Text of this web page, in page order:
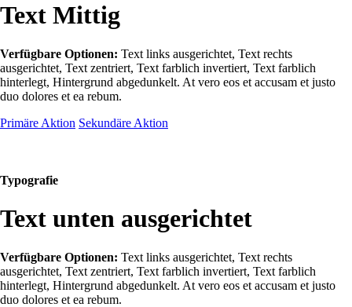
Text Mittig
Verfügbare Optionen: Text links ausgerichtet, Text rechts
ausgerichtet, Text zentriert, Text farblich invertiert, Text farblich
hinterlegt, Hintergrund abgedunkelt. At vero eos et accusam et justo
duo dolores et ea rebum.
Primäre Aktion Sekundäre Aktion
Typografie
Text unten ausgerichtet
Verfügbare Optionen: Text links ausgerichtet, Text rechts
ausgerichtet, Text zentriert, Text farblich invertiert, Text farblich
hinterlegt, Hintergrund abgedunkelt. At vero eos et accusam et justo
duo dolores et ea rebum.